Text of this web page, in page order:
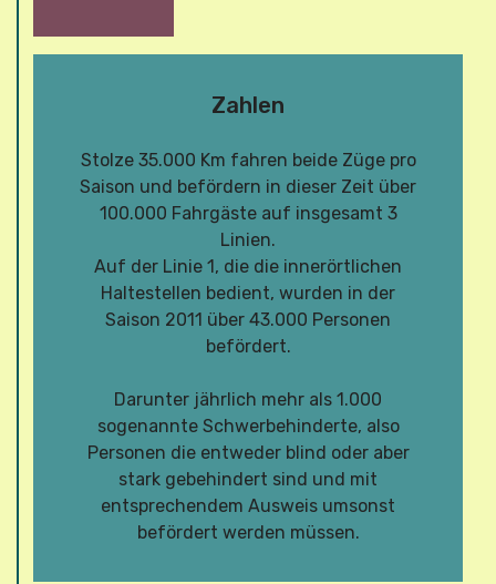
Zahlen
Stolze 35.000 Km fahren beide Züge pro
Saison und befördern in dieser Zeit über
100.000 Fahrgäste auf insgesamt 3
Linien.
Auf der Linie 1, die die innerörtlichen
Haltestellen bedient, wurden in der
Saison 2011 über 43.000 Personen
befördert.
Darunter jährlich mehr als 1.000
sogenannte Schwerbehinderte, also
Personen die entweder blind oder aber
stark gebehindert sind und mit
entsprechendem Ausweis umsonst
befördert werden müssen.